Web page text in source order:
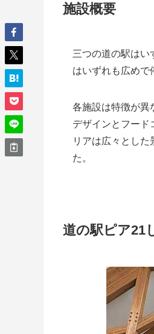
施設概要
三つの道の駅はい
はいずれも広めで
各施設は特徴が異
デザインとフード
リアは広々とし
た。
道の駅ピア21